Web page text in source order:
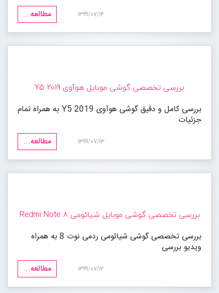
مطالعه...
1399/07/14
بررسی تخصصی گوشی موبایل هوآوی Y5 2019
بررسی کامل و دقیق گوشی هوآوی Y5 2019 به همراه تمام
جزئیات
مطالعه...
1399/07/13
بررسی تخصصی گوشی موبایل شیائومی Redmi Note 8
بررسی تخصصی گوشی شیائومی ردمی نوت 8 به همراه
ویدیو بررسی
مطالعه...
1399/07/12